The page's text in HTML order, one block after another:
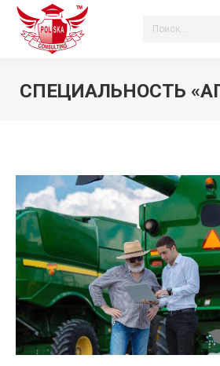
Поиск:
СПЕЦИАЛЬНОСТЬ